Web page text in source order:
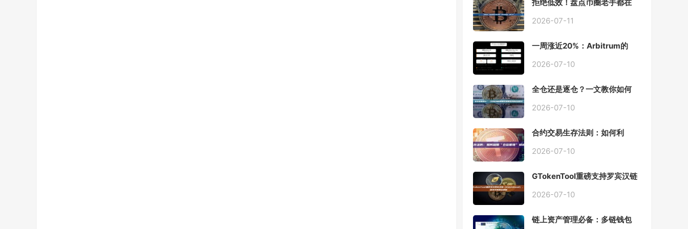
拒绝低效！盘点币圈老手都在
具
2026-07-11
一周涨近20%：Arbitrum的
Chain一夜盘活
2026-07-10
全仓还是逐仓？一文教你如何
2026-07-10
合约交易生存法则：如何利
2026-07-10
GTokenTool重磅支持罗宾汉链
程全解析
2026-07-10
链上资产管理必备：多链钱包